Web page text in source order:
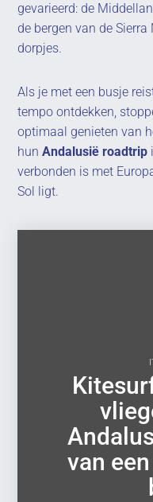
gevarieerd: de
de bergen van de
dorpjes.
Als je met een busje
tempo ontdekken,
optimaal genieten van
hunAndalusië roadtrip
verbonden is met
Sol ligt.
van